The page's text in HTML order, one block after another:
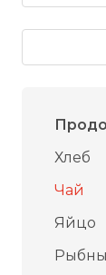
Хлеб
Чай
Яйцо